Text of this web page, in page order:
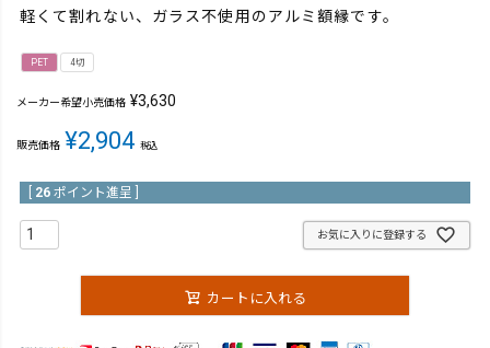
軽くて割れない、ガラス不使用のアルミ額縁です。
PET 4切
メーカー希望小売価格 ¥3,630
販売価格 ¥2,904 税込
26 ポイント進呈 ]
お気に入りに登録する
カートに入れる